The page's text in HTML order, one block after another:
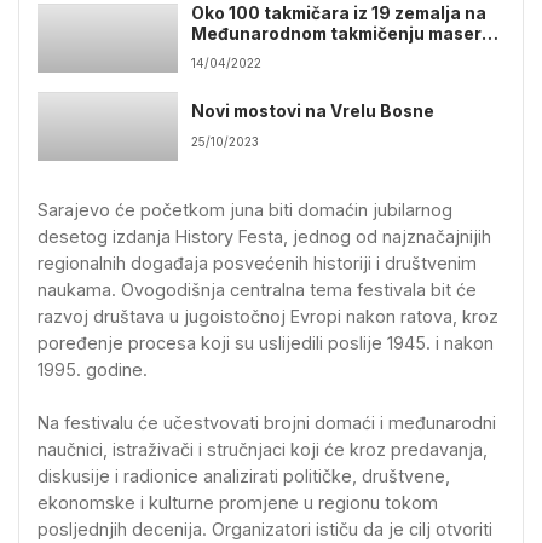
Oko 100 takmičara iz 19 zemalja na
Međunarodnom takmičenju masera
u Sarajevu
14/04/2022
Novi mostovi na Vrelu Bosne
25/10/2023
Sarajevo će početkom juna biti domaćin jubilarnog
desetog izdanja History Festa, jednog od najznačajnijih
regionalnih događaja posvećenih historiji i društvenim
naukama. Ovogodišnja centralna tema festivala bit će
razvoj društava u jugoistočnoj Evropi nakon ratova, kroz
poređenje procesa koji su uslijedili poslije 1945. i nakon
1995. godine.
Na festivalu će učestvovati brojni domaći i međunarodni
naučnici, istraživači i stručnjaci koji će kroz predavanja,
diskusije i radionice analizirati političke, društvene,
ekonomske i kulturne promjene u regionu tokom
posljednjih decenija. Organizatori ističu da je cilj otvoriti